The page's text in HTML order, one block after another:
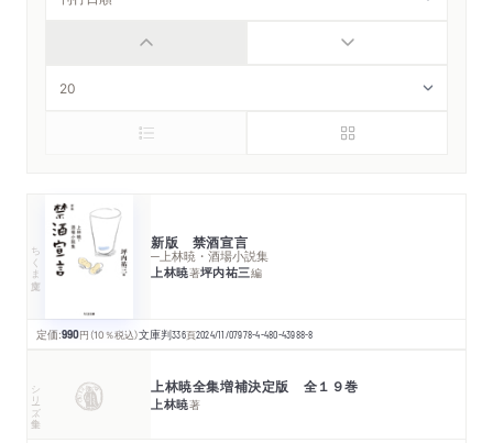
ちくま文庫 新版 禁酒宣言
─上林暁・酒場小説集
上林暁著坪内祐三編
定価:990円 （10％税込）文庫判336頁2024/11/07978-4-480-43988-8
シリーズ・全集 上林暁全集増補決定版 全１９巻
上林暁著